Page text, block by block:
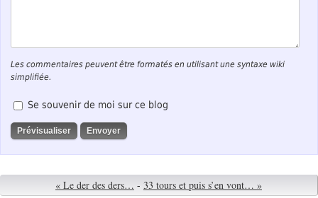
Les commentaires peuvent être formatés en utilisant une syntaxe wiki
simplifiée.
Se souvenir de moi sur ce blog
« Le der des ders… - 33 tours et puis s’en vont… »